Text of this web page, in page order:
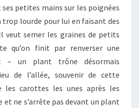
petites mains sur les poignées
lourde pour lui en faisant des
veut semer les graines de petits
qu’on finit par renverser une
– un plant trône désormais
de l’allée, souvenir de cette
les carottes les unes après les
ne s’arrête pas devant un plant